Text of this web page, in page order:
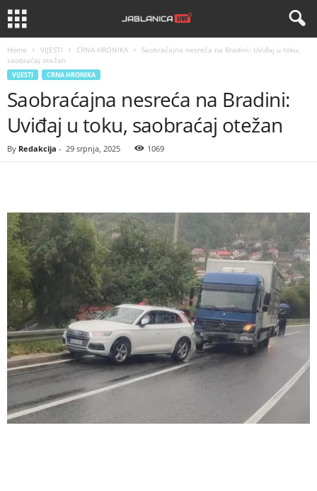
Home VIJESTI CRNA HRONIKA
Saobraćajna nesreća na Bradini: Uviđaj u toku,
saobraćaj otežan
VIJESTI CRNA HRONIKA
Saobraćajna nesreća na Bradini:
Uviđaj u toku, saobraćaj otežan
By Redakcija - 29 srpnja, 2025 1069